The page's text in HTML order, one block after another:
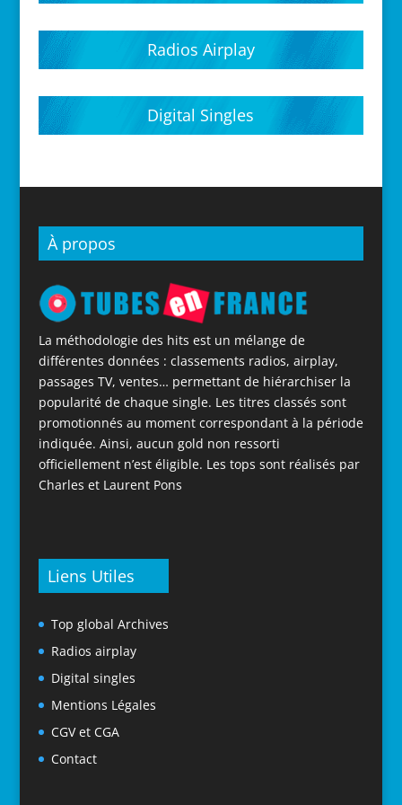
Radios Airplay
Digital Singles
À propos
La méthodologie des hits est un mélange de
différentes données : classements radios, airplay,
passages TV, ventes… permettant de hiérarchiser la
popularité de chaque single. Les titres classés sont
promotionnés au moment correspondant à la période
indiquée. Ainsi, aucun gold non ressorti
officiellement n’est éligible. Les tops sont réalisés par
Charles et Laurent Pons
Liens Utiles
Top global Archives
Radios airplay
Digital singles
Mentions Légales
CGV et CGA
Contact